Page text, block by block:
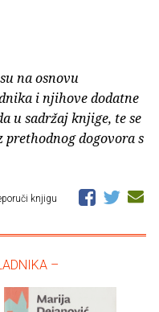
na osnovu
i njihove dodatne
u sadržaj knjige, te se
dogovora s
knjigu
–